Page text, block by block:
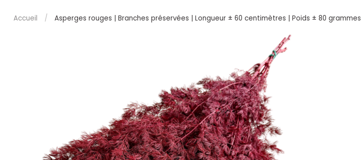
Accueil / Asperges rouges | Branches préservées | Longueur ± 60 centimètres | Poids ± 80 grammes